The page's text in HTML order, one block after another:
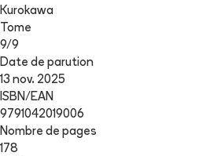
Kurokawa
Tome
9/9
Date de parution
13 nov. 2025
ISBN/EAN
9791042019006
Nombre de pages
178